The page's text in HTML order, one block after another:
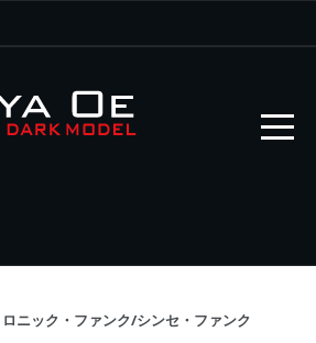
ニック・ファンク/シンセ・ファンク